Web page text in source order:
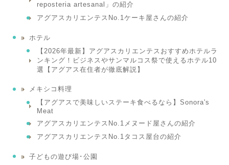
reposteria artesanal」の紹介
アグアスカリエンテスNo.1ケーキ屋さんの紹介
ホテル
【2026年最新】アグアスカリエンテスおすすめホテルラ
ンキング！ビジネスやサンマルコス祭で使えるホテル10
選【アグアス在住者が徹底解説】
メキシコ料理
【アグアスで美味しいステーキ食べるなら】Sonora's
Meat
アグアスカリエンテスNo.1メヌード屋さんの紹介
アグアスカリエンテスNo.1タコス屋台の紹介
子どもの遊び場･公園